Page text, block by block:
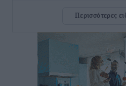
Νέο ξενοδοχείο στη Ρόδο για
στην Κω
Τοπικές Ειδήσεις πριν 9 ώρες
Αυτοκίνητο μπήκε παράνομα
Περισσότερες